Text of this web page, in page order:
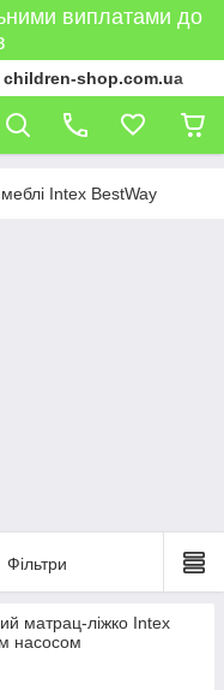
виплатами до
children-shop.com.ua
Intex BestWay
Фільтри
матрац-ліжко Intex
насосом